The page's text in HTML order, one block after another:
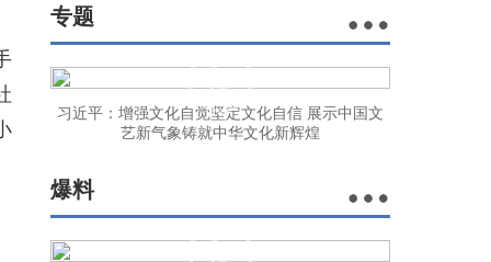
专题
习近平：增强文化自觉坚定文化自信 展示中国文
艺新气象铸就中华文化新辉煌
爆料